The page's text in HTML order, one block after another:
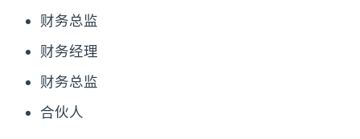
财务总监
财务经理
财务总监
合伙人